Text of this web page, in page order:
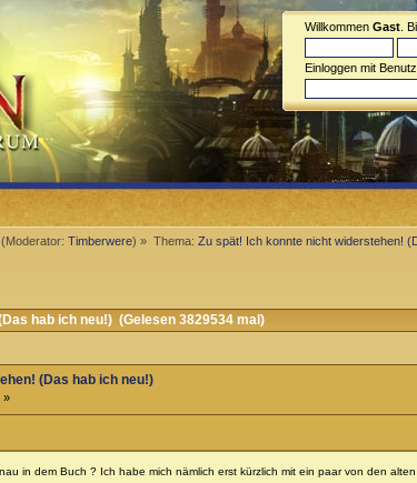
Willkommen Gast .
Einloggen mit
(Moderator:Timberwere) » Thema: Zu spät! Ich konnte nicht widerstehen!
hab ich neu!) (Gelesen 3829534 mal)
(Das hab ich neu!)
»
in dem Buch ? Ich habe mich nämlich erst kürzlich mit ein paar von den